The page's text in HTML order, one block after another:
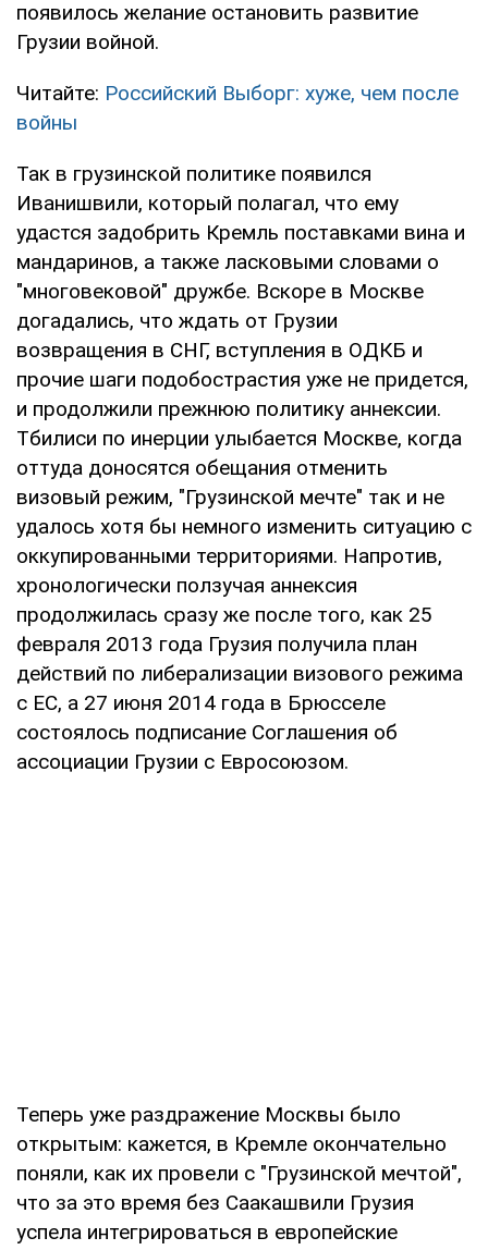
появилось желание остановить развитие
Грузии войной.
Читайте: Российский Выборг: хуже, чем после
войны
Так в грузинской политике появился
Иванишвили, который полагал, что ему
удастся задобрить Кремль поставками вина и
мандаринов, а также ласковыми словами о
"многовековой" дружбе. Вскоре в Москве
догадались, что ждать от Грузии
возвращения в СНГ, вступления в ОДКБ и
прочие шаги подобострастия уже не придется,
и продолжили прежнюю политику аннексии.
Тбилиси по инерции улыбается Москве, когда
оттуда доносятся обещания отменить
визовый режим, "Грузинской мечте" так и не
удалось хотя бы немного изменить ситуацию с
оккупированными территориями. Напротив,
хронологически ползучая аннексия
продолжилась сразу же после того, как 25
февраля 2013 года Грузия получила план
действий по либерализации визового режима
с ЕС, а 27 июня 2014 года в Брюсселе
состоялось подписание Соглашения об
ассоциации Грузии с Евросоюзом.
Теперь уже раздражение Москвы было
открытым: кажется, в Кремле окончательно
поняли, как их провели с "Грузинской мечтой",
что за это время без Саакашвили Грузия
успела интегрироваться в европейские